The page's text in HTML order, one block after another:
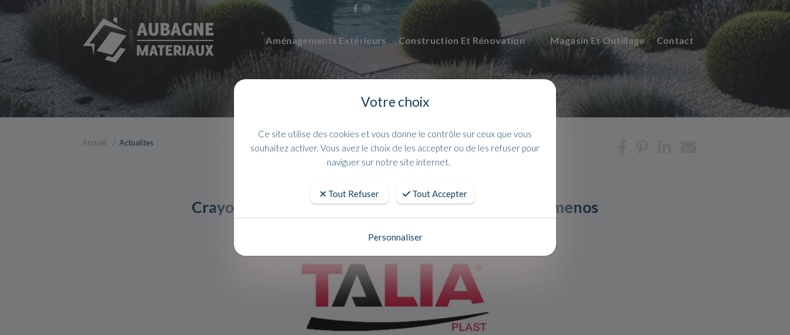
Aménagements Extérieurs Construction Et Rénovation Magasin Et Outillage Contact
Accueil Actualites
Crayons de charpentier 12 pièces TaliaPlast sur Gémenos
Votre choix
Ce site utilise des cookies et vous donne le contrôle sur ceux que vous
souhaitez activer. Vous avez le choix de les accepter ou de les refuser pour
naviguer sur notre site internet.
Tout Refuser Tout Accepter
Personnaliser